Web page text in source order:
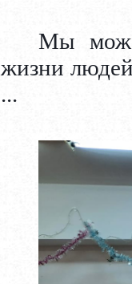
Мы
жизни
...